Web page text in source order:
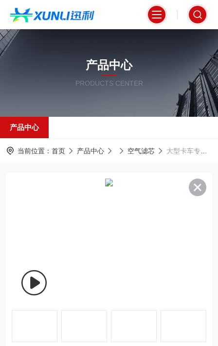
产品中心
PRODUCTS CENTER
产品中心
当前位置： 首页 产品中心 空气滤芯 大型卡车专用1869993空气滤芯